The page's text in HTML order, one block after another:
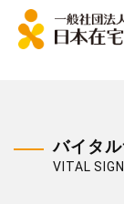
バイタ
VITAL